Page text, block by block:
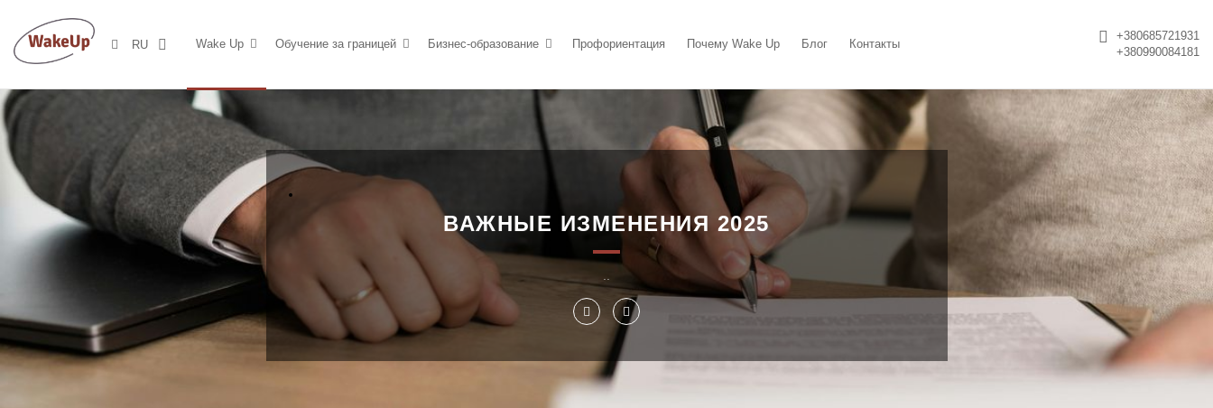
RU Wake Up Обучение за границей Бизнес-образование Профориентация Почему Wake Up Блог Контакты
+380685721931
+380990084181
ВАЖНЫЕ ИЗМЕНЕНИЯ 2025